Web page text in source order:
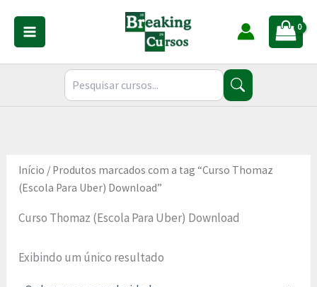
conteúdo
Início / Produtos marcados com a tag “Curso Thomaz
(Escola Para Uber) Download”
Curso Thomaz (Escola Para Uber) Download
Exibindo um único resultado